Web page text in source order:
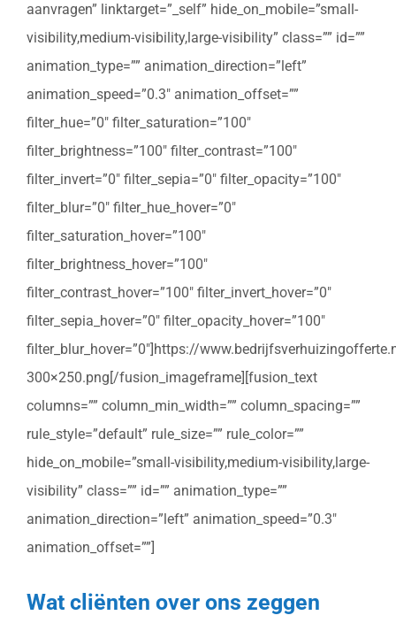
aanvragen” linktarget=”_self” hide_on_mobile=”small-
visibility,medium-visibility,large-visibility” class=”” id=””
animation_type=”” animation_direction=”left”
animation_speed=”0.3″ animation_offset=””
filter_hue=”0″ filter_saturation=”100″
filter_brightness=”100″ filter_contrast=”100″
filter_invert=”0″ filter_sepia=”0″ filter_opacity=”100″
filter_blur=”0″ filter_hue_hover=”0″
filter_saturation_hover=”100″
filter_brightness_hover=”100″
filter_contrast_hover=”100″ filter_invert_hover=”0″
filter_sepia_hover=”0″ filter_opacity_hover=”100″
filter_blur_hover=”0″]https://
300×250.png[/fusion_imageframe][fusion_text
columns=”” column_min_width=”” column_spacing=””
rule_style=”default” rule_size=”” rule_color=””
hide_on_mobile=”small-visibility,medium-visibility,large-
visibility” class=”” id=”” animation_type=””
animation_direction=”left” animation_speed=”0.3″
animation_offset=””]
Wat cliënten over ons zeggen